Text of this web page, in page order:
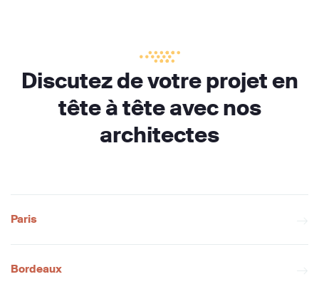
Discutez de votre projet en
tête à tête avec nos
architectes
Paris
Bordeaux